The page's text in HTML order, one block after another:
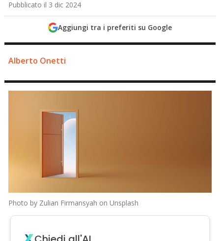
Pubblicato il 3 dic 2024
Aggiungi tra i preferiti su Google
Alberto Onetti
Photo by Zulian Firmansyah on Unsplash